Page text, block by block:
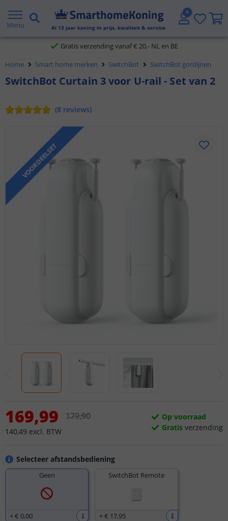
Menu Al 13 jaar koning in prijs, kwaliteit & service
2 jaar garantie
Gratis verzending vanaf € 20,- NL en BE
Klantbeoordeling 9.1
Home Smart home merken SwitchBot SwitchBot gordijnen
SwitchBot Curtain 3 voor U-rail - Set van 2
(8 reviews)
VOORDEELSET
Selecteer afstandsbediening
Geen
+€ 0,00
SwitchBot Remote
+€ 17,95
169,99
140,49 excl. BTW
179,90
Op voorraad
Gratis verzending